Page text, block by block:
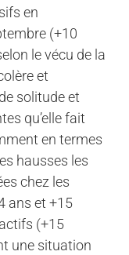
en
(+10
le vécu de la
et
solitude et
qu’elle fait
en termes
hausses les
chez les
ans et +15
(+15
une situation